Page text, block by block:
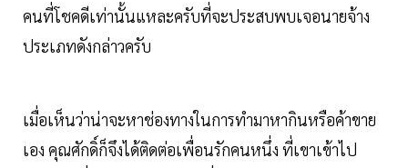
คนที่โชคดีเท่านั้นแหละครับที่จะประสบพบเจอนายจ้าง
ประเภทดังกล่าวครับ
เมื่อเห็นว่าน่าจะหาช่องทางในการทำมาหากินหรือค้าขาย
เอง คุณศักดิ์ก็จึงได้ติดต่อเพื่อนรักคนหนึ่ง ที่เขาเข้าไป